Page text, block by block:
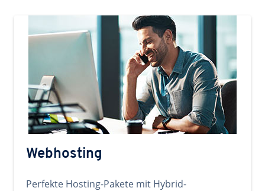
Webhosting
Perfekte Hosting-Pakete mit Hybrid-